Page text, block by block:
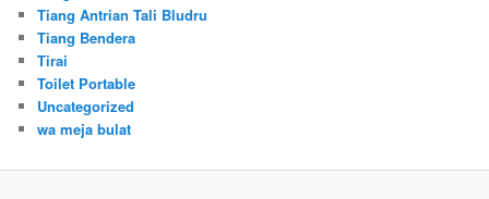
Tiang Antrian Tali Bludru
Tiang Bendera
Tirai
Toilet Portable
Uncategorized
wa meja bulat